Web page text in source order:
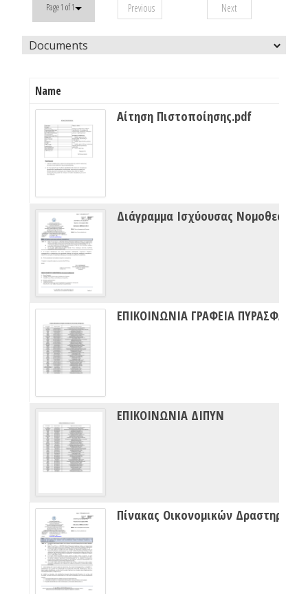
Page 1 of 1 Previous Next
Documents
Name
Αίτηση Πιστοποίησης.pdf
ΕΠΙΚΟΙΝΩΝΙΑ ΔΙΠΥΝ